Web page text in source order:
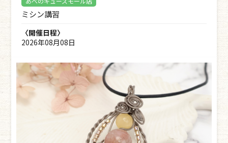
ミシン講習
〈開催日程〉
2026年08月08日